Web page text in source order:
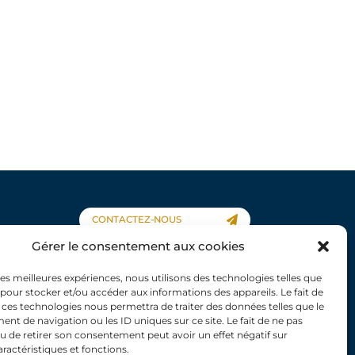
Gérer le consentement aux cookies
meilleures expériences, nous utilisons des technologies telles que
stocker et/ou accéder aux informations des appareils. Le fait de
technologies nous permettra de traiter des données telles que le
de navigation ou les ID uniques sur ce site. Le fait de ne pas
de retirer son consentement peut avoir un effet négatif sur
et fonctions.
CONTACTEZ-NOUS
À propos
Travaux scientifiques